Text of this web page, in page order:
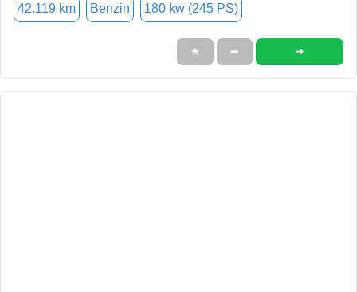
42.119 km Benzin 180 kw (245 PS)
★ ➦ ➜